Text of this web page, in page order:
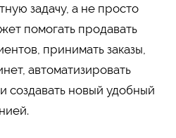
задачу, а не просто
помогать продавать
принимать заказы,
автоматизировать
создавать новый удобный